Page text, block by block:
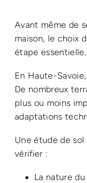
Avant même de
maison, le choix
étape essentielle.
En Haute-
De nombreux
plus ou moins
adaptations
Une étude de
vérifier :
La nature